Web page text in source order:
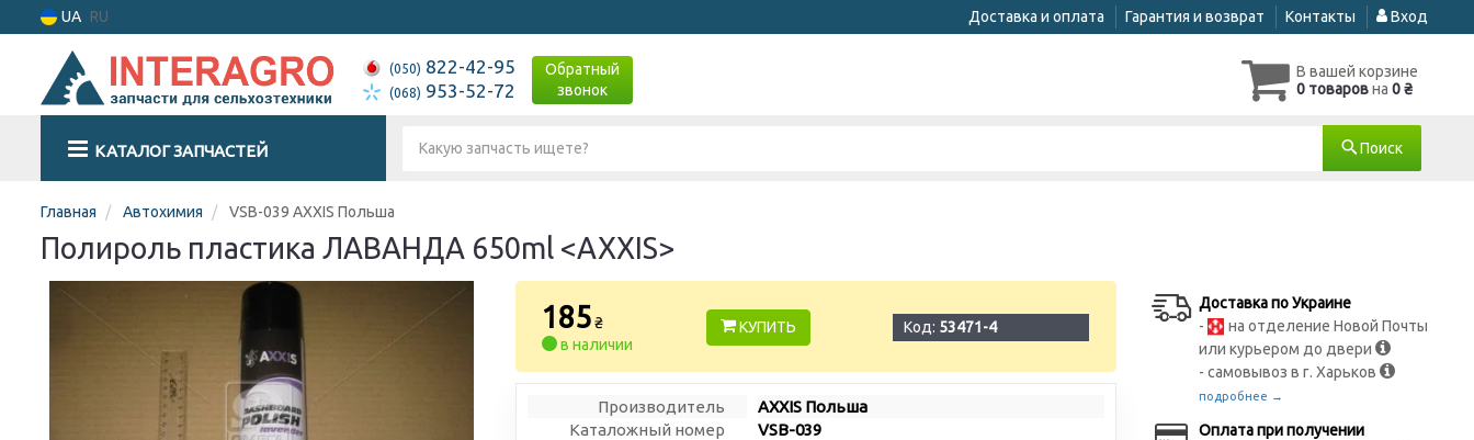
UA RU Доставка и оплата Гарантия и возврат Контакты Вход
(050) 822-42-95
(068) 953-52-72
Обратный
звонок
В вашей корзине
0 товаровна 0 ₴
КАТАЛОГ ЗАПЧАСТЕЙ Поиск
Главная Автохимия VSB-039 AXXIS Польша
Полироль пластика ЛАВАНДА 650ml <AXXIS>
185 ₴
в наличии
КУПИТЬ Код: 53471-4
Производитель
AXXIS Польша
Каталожный номер
VSB-039
Доставка по Украине
-
на отделение Новой Почты
или курьером до двери
- самовывоз в г. Харьков
подробнее →
Оплата при получении